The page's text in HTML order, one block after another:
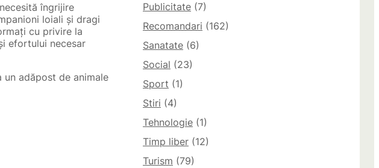
îngrijire
loiali și dragi
cu privire la
efortului necesar
un adăpost de animale
Publicitate (7)
Recomandari (162)
Sanatate (6)
Social (23)
Sport (1)
Stiri (4)
Tehnologie (1)
Timp liber (12)
Turism (79)